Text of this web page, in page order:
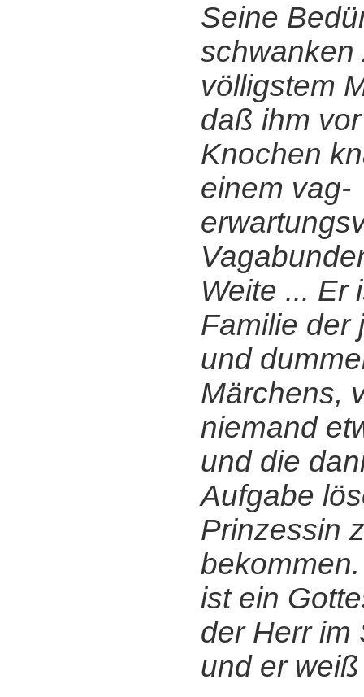
Seine
schwanken
völligstem
daß ihm
Knochen
einem vag-
Weite ... Er
Familie der
und
Märchens,
niemand
und die
Aufgabe
Prinzessin
ist ein
der Herr im
und er